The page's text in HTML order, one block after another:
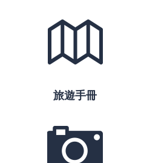
旅遊手冊